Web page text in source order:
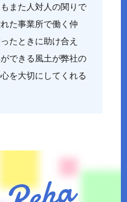
また人対人の関りで
た事業所で働く仲
たときに助け合え
できる風土が弊社の
を大切にしてくれる